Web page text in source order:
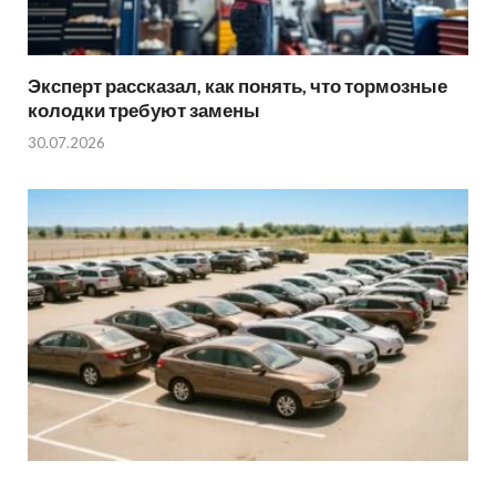
Эксперт рассказал, как понять, что тормозные
колодки требуют замены
30.07.2026